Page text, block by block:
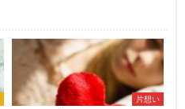
片想い